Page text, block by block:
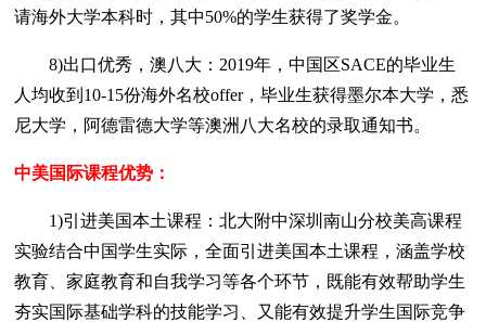
请海外大学本科时，其中50%的学生获得了奖学金。
8)出口优秀，澳八大：2019年，中国区SACE的毕业生
人均收到10-15份海外名校offer，毕业生获得墨尔本大学，悉
尼大学，阿德雷德大学等澳洲八大名校的录取通知书。
中美国际课程优势：
1)引进美国本土课程：北大附中深圳南山分校美高课程
实验结合中国学生实际，全面引进美国本土课程，涵盖学校
教育、家庭教育和自我学习等各个环节，既能有效帮助学生
夯实国际基础学科的技能学习、又能有效提升学生国际竞争